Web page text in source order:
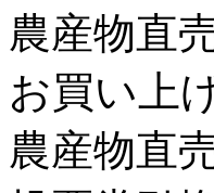
農産物直
お買い上
農産物直